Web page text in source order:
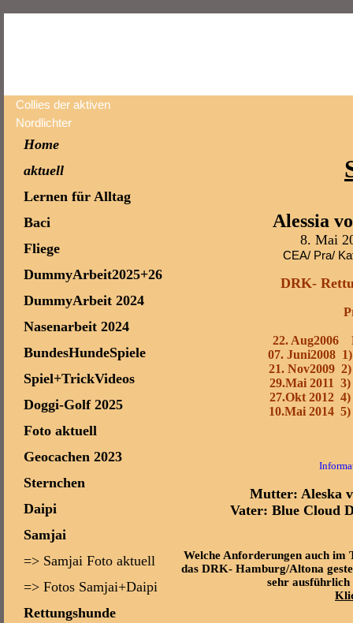
Collies der aktiven
Nordlichter
Home
aktuell
Lernen für Alltag
Baci
Fliege
DummyArbeit2025+26
DummyArbeit 2024
Nasenarbeit 2024
BundesHundeSpiele
Spiel+TrickVideos
Doggi-Golf 2025
Foto aktuell
Geocachen 2023
Sternchen
Daipi
Samjai
=> Samjai Foto aktuell
=> Fotos Samjai+Daipi
Rettungshunde
Alessia
8. Mai
CEA/ Pra/
DRK-
22. Aug2006
07. Juni2008
21. Nov2009
29.Mai 2011
27.Okt 2012
10.Mai 2014
Mutter: Aleska
Vater: Blue Cloud
Welche Anforderungen auch im
das DRK- Hamburg/Altona
sehr